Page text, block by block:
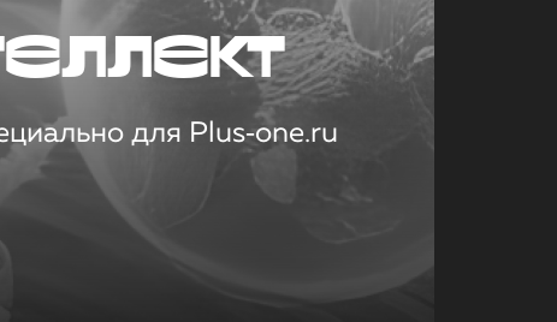
для Plus‑one.ru